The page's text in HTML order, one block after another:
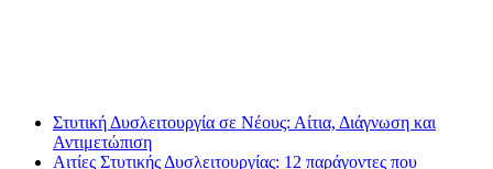
Στυτική Δυσλειτουργία σε Νέους: Αίτια, Διάγνωση και
Αντιμετώπιση
Αιτίες Στυτικής Δυσλειτουργίας: 12 παράγοντες που